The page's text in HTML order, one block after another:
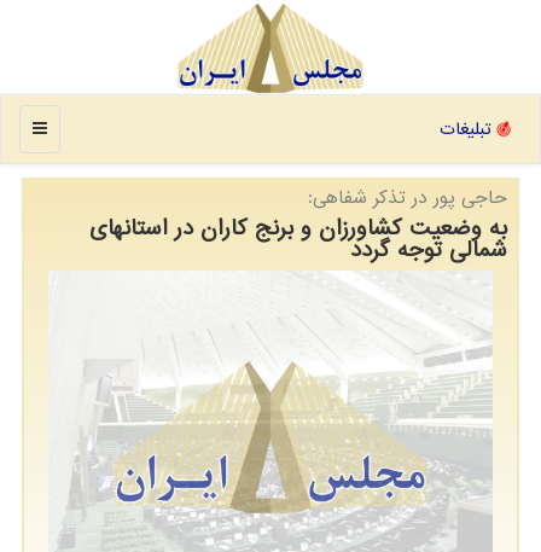
منو تبلیغات
حاجی پور در تذكر شفاهی:
به وضعیت کشاورزان و برنج کاران در استانهای
شمالی توجه گردد